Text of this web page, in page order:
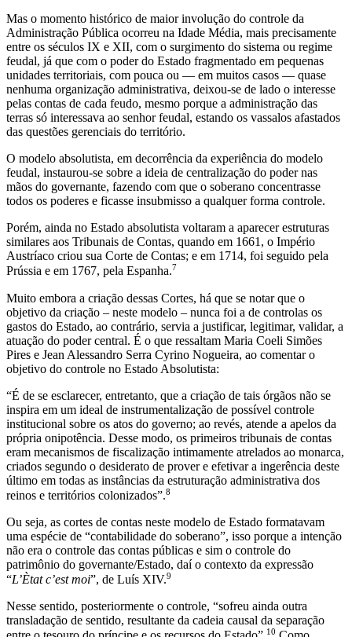
Mas o momento histórico de maior involução do controle da
Administração Pública ocorreu na Idade Média, mais precisamente
entre os séculos IX e XII, com o surgimento do sistema ou regime
feudal, já que com o poder do Estado fragmentado em pequenas
unidades territoriais, com pouca ou — em muitos casos — quase
nenhuma organização administrativa, deixou-se de lado o interesse
pelas contas de cada feudo, mesmo porque a administração das
terras só interessava ao senhor feudal, estando os vassalos afastados
das questões gerenciais do território.
O modelo absolutista, em decorrência da experiência do modelo
feudal, instaurou-se sobre a ideia de centralização do poder nas
mãos do governante, fazendo com que o soberano concentrasse
todos os poderes e ficasse insubmisso a qualquer forma controle.
Porém, ainda no Estado absolutista voltaram a aparecer estruturas
similares aos Tribunais de Contas, quando em 1661, o Império
Austríaco criou sua Corte de Contas; e em 1714, foi seguido pela
Prússia e em 1767, pela Espanha.7
Muito embora a criação dessas Cortes, há que se notar que o
objetivo da criação – neste modelo – nunca foi a de controlas os
gastos do Estado, ao contrário, servia a justificar, legitimar, validar, a
atuação do poder central. É o que ressaltam Maria Coeli Simões
Pires e Jean Alessandro Serra Cyrino Nogueira, ao comentar o
objetivo do controle no Estado Absolutista:
“É de se esclarecer, entretanto, que a criação de tais órgãos não se
inspira em um ideal de instrumentalização de possível controle
institucional sobre os atos do governo; ao revés, atende a apelos da
própria onipotência. Desse modo, os primeiros tribunais de contas
eram mecanismos de fiscalização intimamente atrelados ao monarca,
criados segundo o desiderato de prover e efetivar a ingerência deste
último em todas as instâncias da estruturação administrativa dos
reinos e territórios colonizados”.8
Ou seja, as cortes de contas neste modelo de Estado formatavam
uma espécie de “contabilidade do soberano”, isso porque a intenção
não era o controle das contas públicas e sim o controle do
patrimônio do governante/Estado, daí o contexto da expressão
“L’Ètat c’est moi”, de Luís XIV.9
Nesse sentido, posteriormente o controle, “sofreu ainda outra
transladação de sentido, resultante da cadeia causal da separação
10